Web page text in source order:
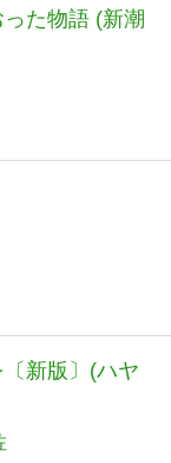
た物語 (新潮
新版〕(ハヤ